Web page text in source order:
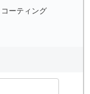
コーティング